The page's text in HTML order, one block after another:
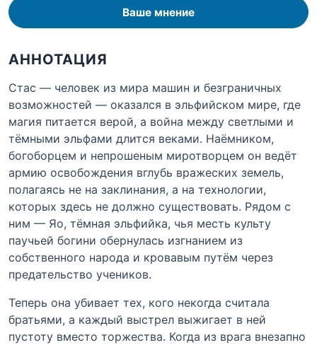
Ваше мнение
АННОТАЦИЯ
Стас — человек из мира машин и безграничных
возможностей — оказался в эльфийском мире, где
магия питается верой, а война между светлыми и
тёмными эльфами длится веками. Наёмником,
богоборцем и непрошеным миротворцем он ведёт
армию освобождения вглубь вражеских земель,
полагаясь не на заклинания, а на технологии,
которых здесь не должно существовать. Рядом с
ним — Яо, тёмная эльфийка, чья месть культу
паучьей богини обернулась изгнанием из
собственного народа и кровавым путём через
предательство учеников.
Теперь она убивает тех, кого некогда считала
братьями, а каждый выстрел выжигает в ней
пустоту вместо торжества. Когда из врага внезапно